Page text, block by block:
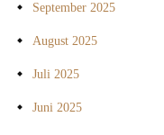
September 2025
August 2025
Juli 2025
Juni 2025